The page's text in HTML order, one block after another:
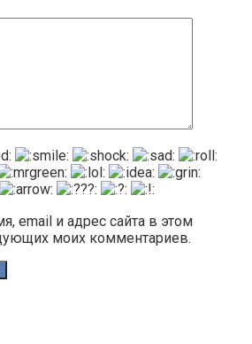
email и адрес сайта в этом
моих комментариев.